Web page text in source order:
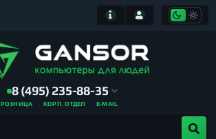
8 (495) 235-88-35
РОЗНИЦА КОРП. ОТДЕЛ E-MAIL